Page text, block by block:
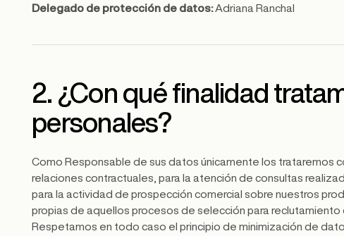
Delegado de protección de datos:Adriana Ranchal
2. ¿Con qué finalidad
personales?
Como Responsable de sus datos únicamente los trataremos
relaciones contractuales, para la atención de consultas
para la actividad de prospección comercial sobre nuestros
propias de aquellos procesos de selección para
Respetamos en todo caso el principio de minimización de